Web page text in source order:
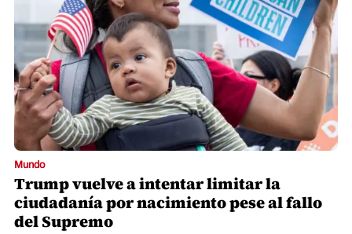
Mundo
Trump vuelve a intentar limitar la
ciudadanía por nacimiento pese al fallo
del Supremo